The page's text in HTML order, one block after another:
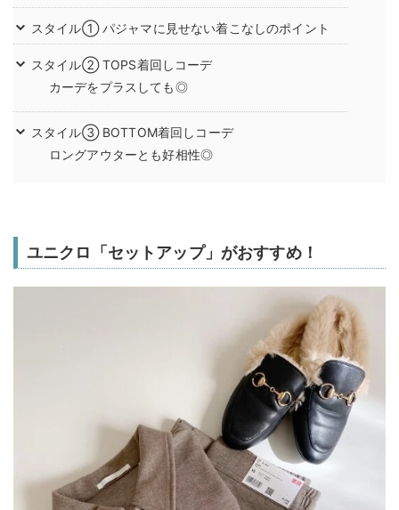
スタイル① パジャマに見せない着こなしのポイント
スタイル② TOPS着回しコーデ
カーデをプラスしても◎
スタイル③ BOTTOM着回しコーデ
ロングアウターとも好相性◎
ユニクロ「セットアップ」がおすすめ！